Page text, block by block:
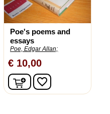
Poe's poems and
essays
Poe, Edgar Allan;
€ 10,00
In winkelwagen
favorite_border